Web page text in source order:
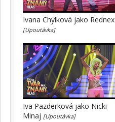
Ivana Chýlková jako Rednex
[Upoutávka]
Iva Pazderková jako Nicki
Minaj [Upoutávka]